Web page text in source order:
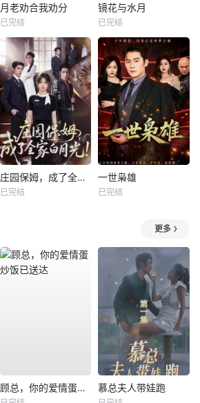
月老劝合我劝分
已完结
镜花与水月
已完结
庄园保姆，成了全家白月光
已完结
一世枭雄
已完结
更多
顾总，你的爱情蛋炒饭已送达 慕总夫人带娃跑